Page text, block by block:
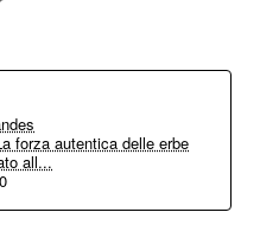
forza autentica delle erbe
all...